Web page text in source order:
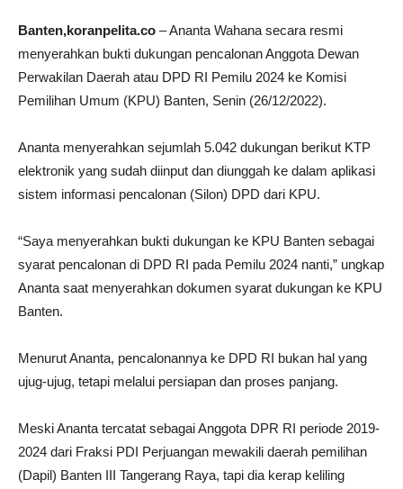
Banten,koranpelita.co – Ananta Wahana secara resmi
menyerahkan bukti dukungan pencalonan Anggota Dewan
Perwakilan Daerah atau DPD RI Pemilu 2024 ke Komisi
Pemilihan Umum (KPU) Banten, Senin (26/12/2022).
Ananta menyerahkan sejumlah 5.042 dukungan berikut KTP
elektronik yang sudah diinput dan diunggah ke dalam aplikasi
sistem informasi pencalonan (Silon) DPD dari KPU.
“Saya menyerahkan bukti dukungan ke KPU Banten sebagai
syarat pencalonan di DPD RI pada Pemilu 2024 nanti,” ungkap
Ananta saat menyerahkan dokumen syarat dukungan ke KPU
Banten.
Menurut Ananta, pencalonannya ke DPD RI bukan hal yang
ujug-ujug, tetapi melalui persiapan dan proses panjang.
Meski Ananta tercatat sebagai Anggota DPR RI periode 2019-
2024 dari Fraksi PDI Perjuangan mewakili daerah pemilihan
(Dapil) Banten III Tangerang Raya, tapi dia kerap keliling